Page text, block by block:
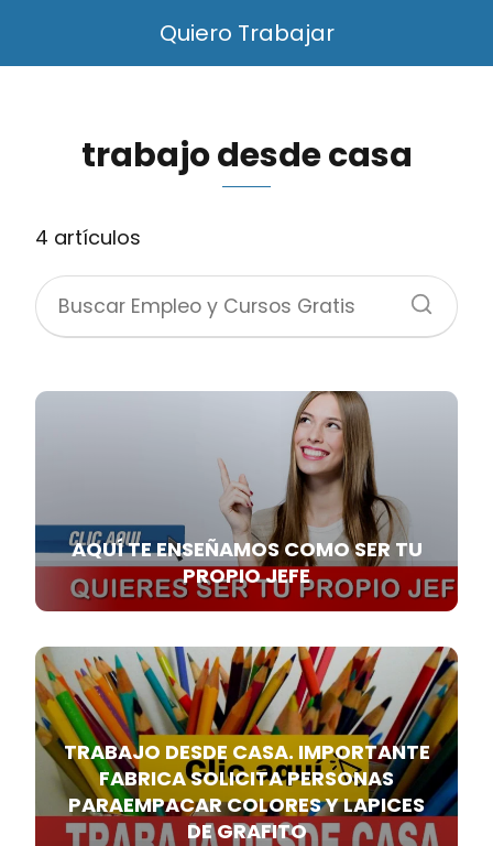
Quiero Trabajar
trabajo desde casa
4 artículos
AQUÍ TE ENSEÑAMOS COMO SER TU
PROPIO JEFE
TRABAJO DESDE CASA. IMPORTANTE
FABRICA SOLICITA PERSONAS
PARAEMPACAR COLORES Y LAPICES
DE GRAFITO